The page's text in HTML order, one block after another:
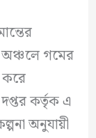
অঞ্চলে গমের
কর্তৃক এ
অনুযায়ী